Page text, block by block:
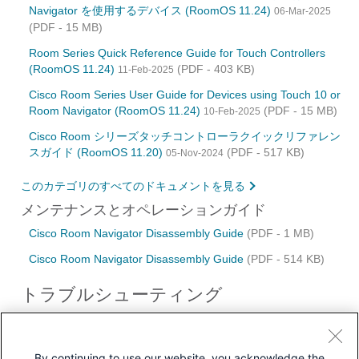
Navigator を使用するデバイス (RoomOS 11.24) 06-Mar-2025
(PDF - 15 MB)
Room Series Quick Reference Guide for Touch Controllers
(RoomOS 11.24) 11-Feb-2025 (PDF - 403 KB)
Cisco Room Series User Guide for Devices using Touch 10 or
Room Navigator (RoomOS 11.24) 10-Feb-2025 (PDF - 15 MB)
Cisco Room シリーズタッチコントローラクイックリファレン
スガイド (RoomOS 11.20) 05-Nov-2024 (PDF - 517 KB)
このカテゴリのすべてのドキュメントを見る
メンテナンスとオペレーションガイド
Cisco Room Navigator Disassembly Guide (PDF - 1 MB)
Cisco Room Navigator Disassembly Guide (PDF - 514 KB)
トラブルシューティング